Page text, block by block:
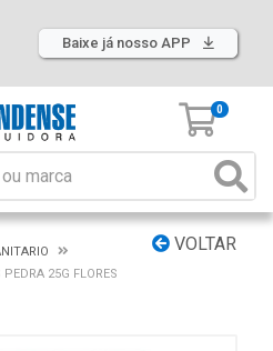
Baixe já nosso APP
0
VOLTAR
25G FLORES